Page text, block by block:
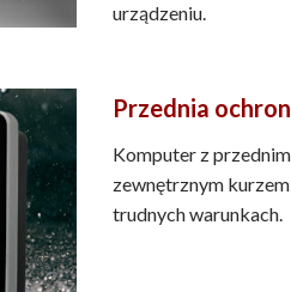
urządzeniu.
Przednia
Komputer z
zewnętrznym
trudnych warunkach.